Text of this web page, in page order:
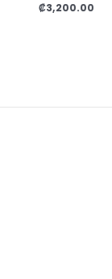
₡3,200.00